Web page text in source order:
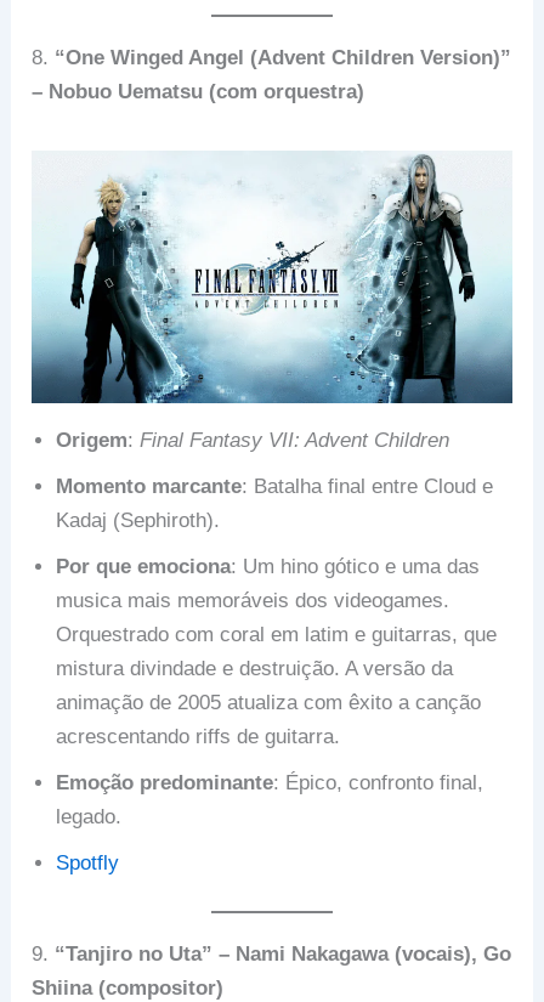
8. “One Winged Angel (Advent Children Version)”
– Nobuo Uematsu (com orquestra)
Origem:Final Fantasy VII: Advent Children
Momento marcante: Batalha final entre Cloud e
Kadaj (Sephiroth).
Por que emociona: Um hino gótico e uma das
musica mais memoráveis dos videogames.
Orquestrado com coral em latim e guitarras, que
mistura divindade e destruição. A versão da
animação de 2005 atualiza com êxito a canção
acrescentando riffs de guitarra.
Emoção predominante: Épico, confronto final,
legado.
Spotfly
9. “Tanjiro no Uta” – Nami Nakagawa (vocais), Go
Shiina (compositor)